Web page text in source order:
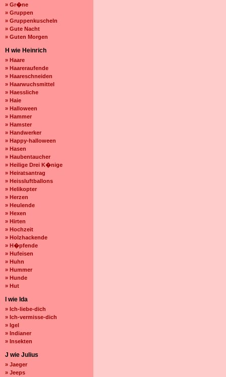
» Gr�ne
» Gruppen
» Gruppenkuscheln
» Gute Nacht
» Guten Morgen
H wie Heinrich
» Haare
» Haareraufende
» Haareschneiden
» Haarwuchsmittel
» Haessliche
» Haie
» Halloween
» Hammer
» Hamster
» Handwerker
» Happy-halloween
» Hasen
» Haubentaucher
» Heilige Drei K�nige
» Heiratsantrag
» Heissluftballons
» Helikopter
» Herzen
» Heulende
» Hexen
» Hirten
» Hochzeit
» Holzhackende
» H�pfende
» Hufeisen
» Huhn
» Hummer
» Hunde
» Hut
I wie Ida
» Ich-liebe-dich
» Ich-vermisse-dich
» Igel
» Indianer
» Insekten
J wie Julius
» Jaeger
» Jeeps